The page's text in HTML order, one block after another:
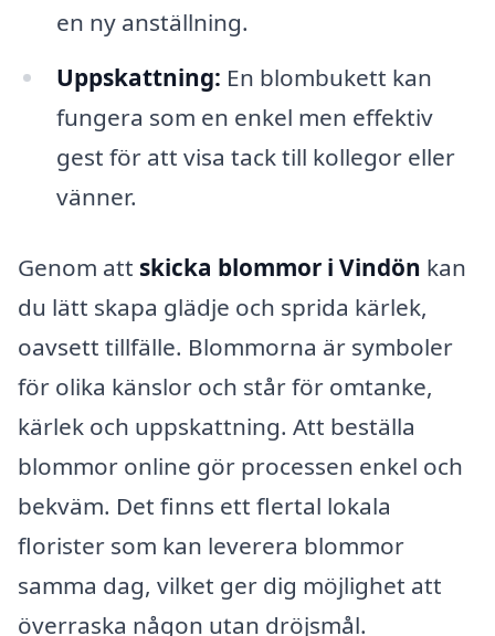
en ny anställning.
Uppskattning: En blombukett kan
fungera som en enkel men effektiv
gest för att visa tack till kollegor eller
vänner.
Genom att skicka blommor i Vindön kan
du lätt skapa glädje och sprida kärlek,
oavsett tillfälle. Blommorna är symboler
för olika känslor och står för omtanke,
kärlek och uppskattning. Att beställa
blommor online gör processen enkel och
bekväm. Det finns ett flertal lokala
florister som kan leverera blommor
samma dag, vilket ger dig möjlighet att
överraska någon utan dröjsmål.